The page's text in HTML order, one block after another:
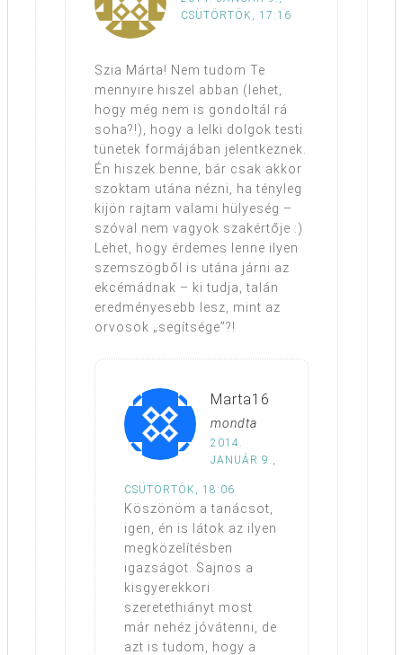
CSÜTÖRTÖK, 17:16
Szia Márta! Nem tudom Te
mennyire hiszel abban (lehet,
hogy még nem is gondoltál rá
soha?!), hogy a lelki dolgok testi
tünetek formájában jelentkeznek.
Én hiszek benne, bár csak akkor
szoktam utána nézni, ha tényleg
kijön rajtam valami hülyeség –
szóval nem vagyok szakértője :)
Lehet, hogy érdemes lenne ilyen
szemszögből is utána járni az
ekcémádnak – ki tudja, talán
eredményesebb lesz, mint az
orvosok „segítsége”?!
Marta16
mondta
2014.
JANUÁR 9.,
CSÜTÖRTÖK, 18:06
Köszönöm a tanácsot,
igen, én is látok az ilyen
megközelítésben
igazságot. Sajnos a
kisgyerekkori
szeretethiányt most
már nehéz jóvátenni, de
azt is tudom, hogy a